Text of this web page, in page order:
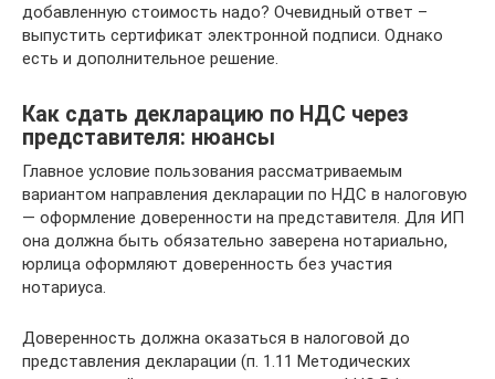
добавленную стоимость надо? Очевидный ответ –
выпустить сертификат электронной подписи. Однако
есть и дополнительное решение.
Как сдать декларацию по НДС через
представителя: нюансы
Главное условие пользования рассматриваемым
вариантом направления декларации по НДС в налоговую
— оформление доверенности на представителя. Для ИП
она должна быть обязательно заверена нотариально,
юрлица оформляют доверенность без участия
нотариуса.
Доверенность должна оказаться в налоговой до
представления декларации (п. 1.11 Методических